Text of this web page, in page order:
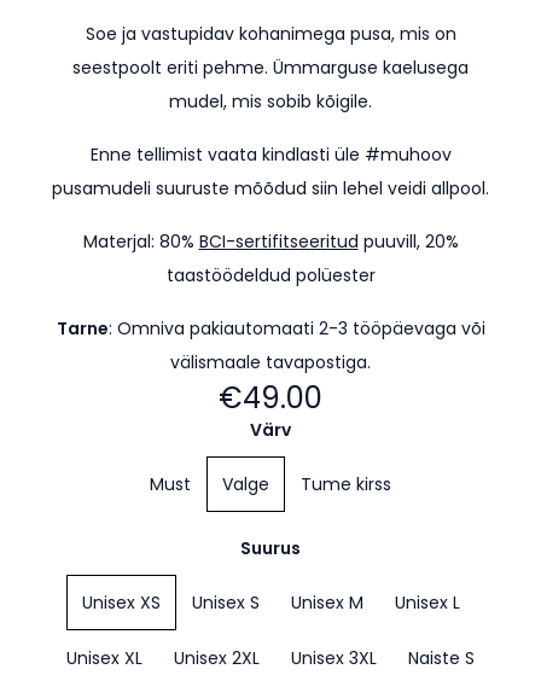
Soe ja vastupidav kohanimega pusa, mis on
seestpoolt eriti pehme. Ümmarguse kaelusega
mudel, mis sobib kõigile.
Enne tellimist vaata kindlasti üle #muhoov
pusamudeli suuruste mõõdud siin lehel veidi allpool.
Materjal: 80% BCI-sertifitseeritud puuvill, 20%
taastöödeldud polüester
Tarne: Omniva pakiautomaati 2-3 tööpäevaga või
välismaale tavapostiga.
€49.00
Värv
Must Valge Tume kirss
Suurus
Unisex XS Unisex S Unisex M Unisex L
Unisex XL Unisex 2XL Unisex 3XL Naiste S